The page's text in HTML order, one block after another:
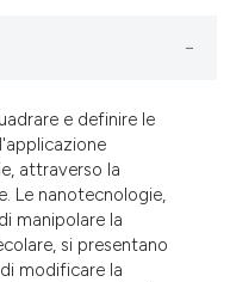
e definire le
attraverso la
Le nanotecnologie,
manipolare la
si presentano
modificare la